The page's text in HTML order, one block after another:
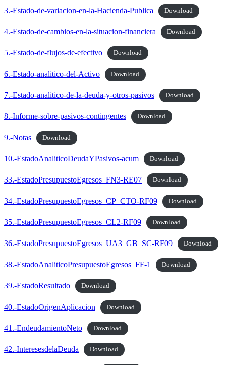
3.-Estado-de-variacion-en-la-Hacienda-Publica Download
4.-Estado-de-cambios-en-la-situacion-financiera Download
5.-Estado-de-flujos-de-efectivo Download
6.-Estado-analitico-del-Activo Download
7.-Estado-analitico-de-la-deuda-y-otros-pasivos Download
8.-Informe-sobre-pasivos-contingentes Download
9.-Notas Download
10.-EstadoAnaliticoDeudaYPasivos-acum Download
33.-EstadoPresupuestoEgresos_FN3-RE07 Download
34.-EstadoPresupuestoEgresos_CP_CTO-RF09 Download
35.-EstadoPresupuestoEgresos_CL2-RF09 Download
36.-EstadoPresupuestoEgresos_UA3_GB_SC-RF09 Download
38.-EstadoAnaliticoPresupuestoEgresos_FF-1 Download
39.-EstadoResultado Download
40.-EstadoOrigenAplicacion Download
41.-EndeudamientoNeto Download
42.-InteresesdelaDeuda Download